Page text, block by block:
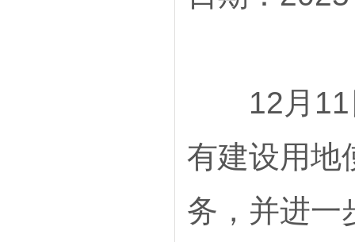
12月11日
有建设用地
务，并进一